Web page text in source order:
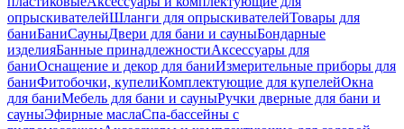
опрыскивателейШланги для опрыскивателейТовары для
баниБаниСауныДвери для бани и сауныБондарные
изделияБанные принадлежностиАксессуары для
баниОснащение и декор для баниИзмерительные приборы для
баниФитобочки, купелиКомплектующие для купелейОкна
для баниМебель для бани и сауныРучки дверные для бани и
сауныЭфирные маслаСпа-бассейны с